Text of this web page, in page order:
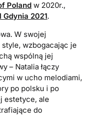
Poland w 2020r.,
Gdynia 2021.
W swojej
wzbogacając je
wspólną jej
– Natalia łączy
w ucho melodiami,
po polsku i po
estetyce, ale
do